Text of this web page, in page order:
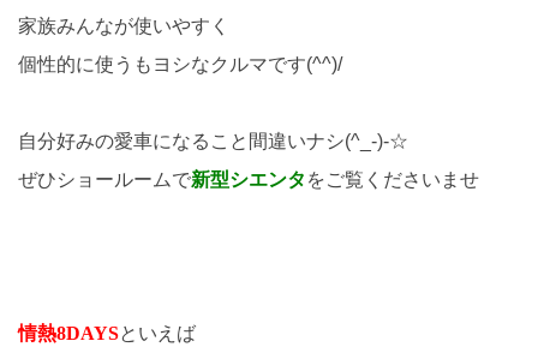
家族みんなが使いやすく
個性的に使うもヨシなクルマです(^^)/
自分好みの愛車になること間違いナシ(^_-)-☆
ぜひショールームで新型シエンタ をご覧くださいませ
情熱8DAYSといえば